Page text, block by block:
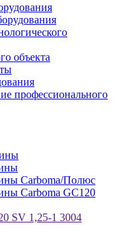
объекта
профессионального
Carboma/Полюс
Carboma GC120
SV 1,25-1 3004